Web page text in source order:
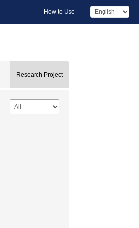
How to Use
Research Project